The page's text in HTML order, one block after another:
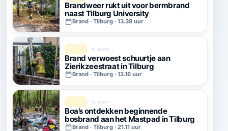
Brandweer rukt uit voor bermbrand
naast Tilburg University
Brand · Tilburg · 13.38 uur
TILBURG
Brand verwoest schuurtje aan
Zierikzeestraat in Tilburg
Brand · Tilburg · 13.16 uur
TILBURG
Boa’s ontdekken beginnende
bosbrand aan het Mastpad in Tilburg
Brand · Tilburg · 21.11 uur